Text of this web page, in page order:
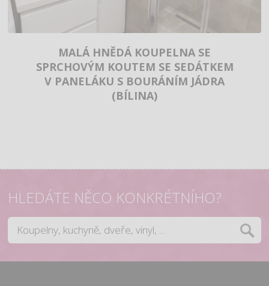
MALÁ HNĚDÁ KOUPELNA SE
SPRCHOVÝM KOUTEM SE SEDÁTKEM
V PANELÁKU S BOURÁNÍM JÁDRA
(BÍLINA)
HLEDÁTE NĚCO KONKRÉTNÍHO?